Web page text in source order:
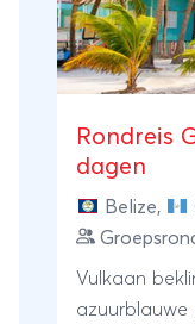
Rondreis
dagen
Belize,
Vulkaan
azuurblauwe